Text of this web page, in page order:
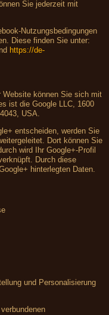
Sie jederzeit mit
Nutzungsbedingungen
Diese finden Sie unter:
https://de-
Website können Sie sich mit
ist die Google LLC, 1600
USA.
entscheiden, werden Sie
Dort können Sie
wird Ihr Google+-Profil
Durch diese
hinterlegten Daten.
und Personalisierung